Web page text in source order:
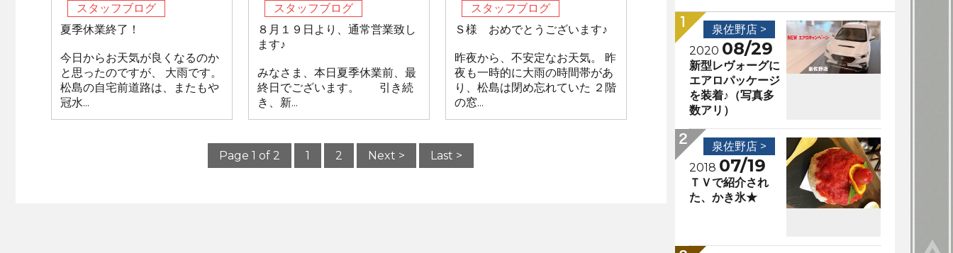
スタッフブログ
夏季休業終了！
今日からお天気が良くなるのか
と思ったのですが、 大雨です。
松島の自宅前道路は、またもや
冠水...
スタッフブログ
８月１９日より、通常営業致し
ます♪
みなさま、本日夏季休業前、最
終日でございます。 引き続
き、新...
スタッフブログ
Ｓ様 おめでとうございます♪
昨夜から、不安定なお天気。 昨
夜も一時的に大雨の時間帯があ
り、松島は閉め忘れていた ２階
の窓...
Page 1 of 2 1 2 Next > Last >
泉佐野店 >
2020 08/29
新型レヴォーグに
エアロパッケージ
を装着♪（写真多
数アリ）
泉佐野店 >
2018 07/19
ＴＶで紹介され
た、かき氷★